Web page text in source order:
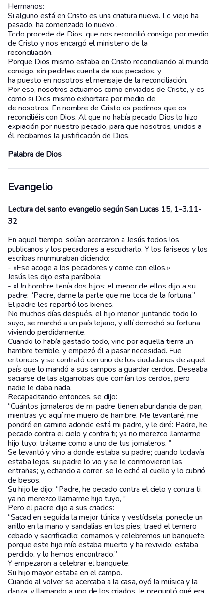
Hermanos:
Si alguno está en Cristo es una criatura nueva. Lo viejo ha
pasado, ha comenzado lo nuevo .
Todo procede de Dios, que nos reconcilió consigo por medio
de Cristo y nos encargó el ministerio de la
reconciliación.
Porque Dios mismo estaba en Cristo reconciliando al mundo
consigo, sin pedirles cuenta de sus pecados, y
ha puesto en nosotros el mensaje de la reconciliación.
Por eso, nosotros actuamos como enviados de Cristo, y es
como si Dios mismo exhortara por medio de
de nosotros. En nombre de Cristo os pedimos que os
reconciliéis con Dios. Al que no había pecado Dios lo hizo
expiación por nuestro pecado, para que nosotros, unidos a
él, recibamos la justificación de Dios.
Palabra de Dios
Evangelio
Lectura del santo evangelio según San Lucas 15, 1-3.11-
32
En aquel tiempo, solían acercaron a Jesús todos los
publicanos y los pecadores a escucharlo. Y los fariseos y los
escribas murmuraban diciendo:
- «Ese acoge a los pecadores y come con ellos.»
Jesús les dijo esta parábola:
- «Un hombre tenía dos hijos; el menor de ellos dijo a su
padre: “Padre, dame la parte que me toca de la fortuna.”
El padre les repartió los bienes.
No muchos días después, el hijo menor, juntando todo lo
suyo, se marchó a un país lejano, y allí derrochó su fortuna
viviendo perdidamente.
Cuando lo había gastado todo, vino por aquella tierra un
hambre terrible, y empezó él a pasar necesidad. Fue
entonces y se contrató con uno de los ciudadanos de aquel
país que lo mandó a sus campos a guardar cerdos. Deseaba
saciarse de las algarrobas que comían los cerdos, pero
nadie le daba nada.
Recapacitando entonces, se dijo:
“Cuántos jornaleros de mi padre tienen abundancia de pan,
mientras yo aquí me muero de hambre. Me levantaré, me
pondré en camino adonde está mi padre, y le diré: Padre, he
pecado contra el cielo y contra ti; ya no merezco llamarme
hijo tuyo: trátame como a uno de tus jornaleros. ”
Se levantó y vino a donde estaba su padre; cuando todavía
estaba lejos, su padre lo vio y se le conmovieron las
entrañas; y, echando a correr, se le echó al cuello y lo cubrió
de besos.
Su hijo le dijo: “Padre, he pecado contra el cielo y contra ti;
ya no merezco llamarme hijo tuyo, ”
Pero el padre dijo a sus criados:
“Sacad en seguida la mejor túnica y vestídsela; ponedle un
anillo en la mano y sandalias en los pies; traed el ternero
cebado y sacrificadlo; comamos y celebremos un banquete,
porque este hijo mío estaba muerto y ha revivido; estaba
perdido, y lo hemos encontrado.”
Y empezaron a celebrar el banquete.
Su hijo mayor estaba en el campo.
Cuando al volver se acercaba a la casa, oyó la música y la